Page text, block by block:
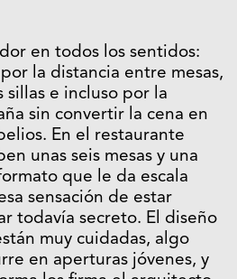
en todos los sentidos:
la distancia entre mesas,
e incluso por la
sin convertir la cena en
En el restaurante
unas seis mesas y una
que le da escala
sensación de estar
todavía secreto. El diseño
muy cuidadas, algo
en aperturas jóvenes, y